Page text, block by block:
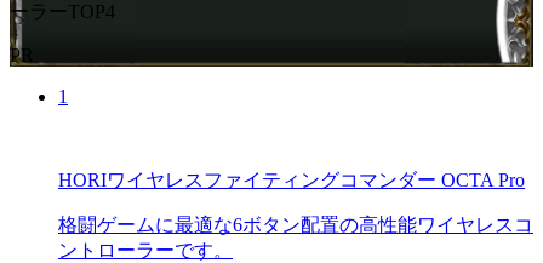
ーラーTOP4
PR
1
HORIワイヤレスファイティングコマンダー OCTA Pro
格闘ゲームに最適な6ボタン配置の高性能ワイヤレスコ
ントローラーです。